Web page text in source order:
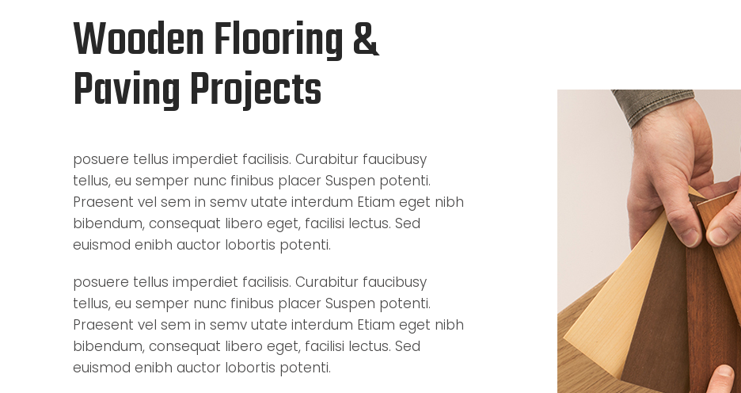
Wooden Flooring &
Paving Projects
posuere tellus imperdiet facilisis. Curabitur faucibusy
tellus, eu semper nunc finibus placer Suspen potenti.
Praesent vel sem in semv utate interdum Etiam eget nibh
bibendum, consequat libero eget, facilisi lectus. Sed
euismod enibh auctor lobortis potenti.
posuere tellus imperdiet facilisis. Curabitur faucibusy
tellus, eu semper nunc finibus placer Suspen potenti.
Praesent vel sem in semv utate interdum Etiam eget nibh
bibendum, consequat libero eget, facilisi lectus. Sed
euismod enibh auctor lobortis potenti.